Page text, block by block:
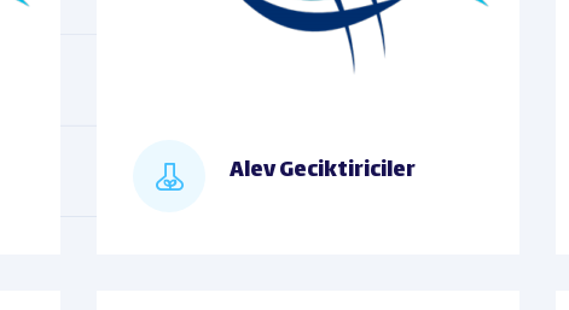
Alev Geciktiriciler